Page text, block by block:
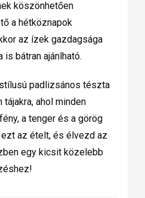
köszönhetően
a hétköznapok
az ízek gazdagsága
is bátran ajánlható.
padlizsános tészta
ahol minden
a tenger és a görög
ezt az ételt, és élvezd az
egy kicsit közelebb